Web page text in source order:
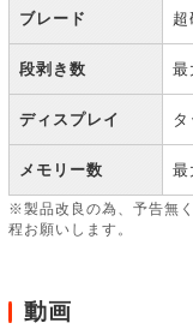
ブレード 超
段剥き数 最
ディスプレイ
メモリー数 最
※製品改良の為、予告無
程お願いします。
動画